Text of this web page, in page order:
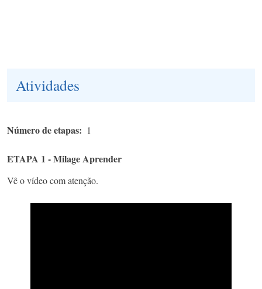
Atividades
Número de etapas 1
ETAPA 1 - Milage Aprender
Vê o vídeo com atenção.